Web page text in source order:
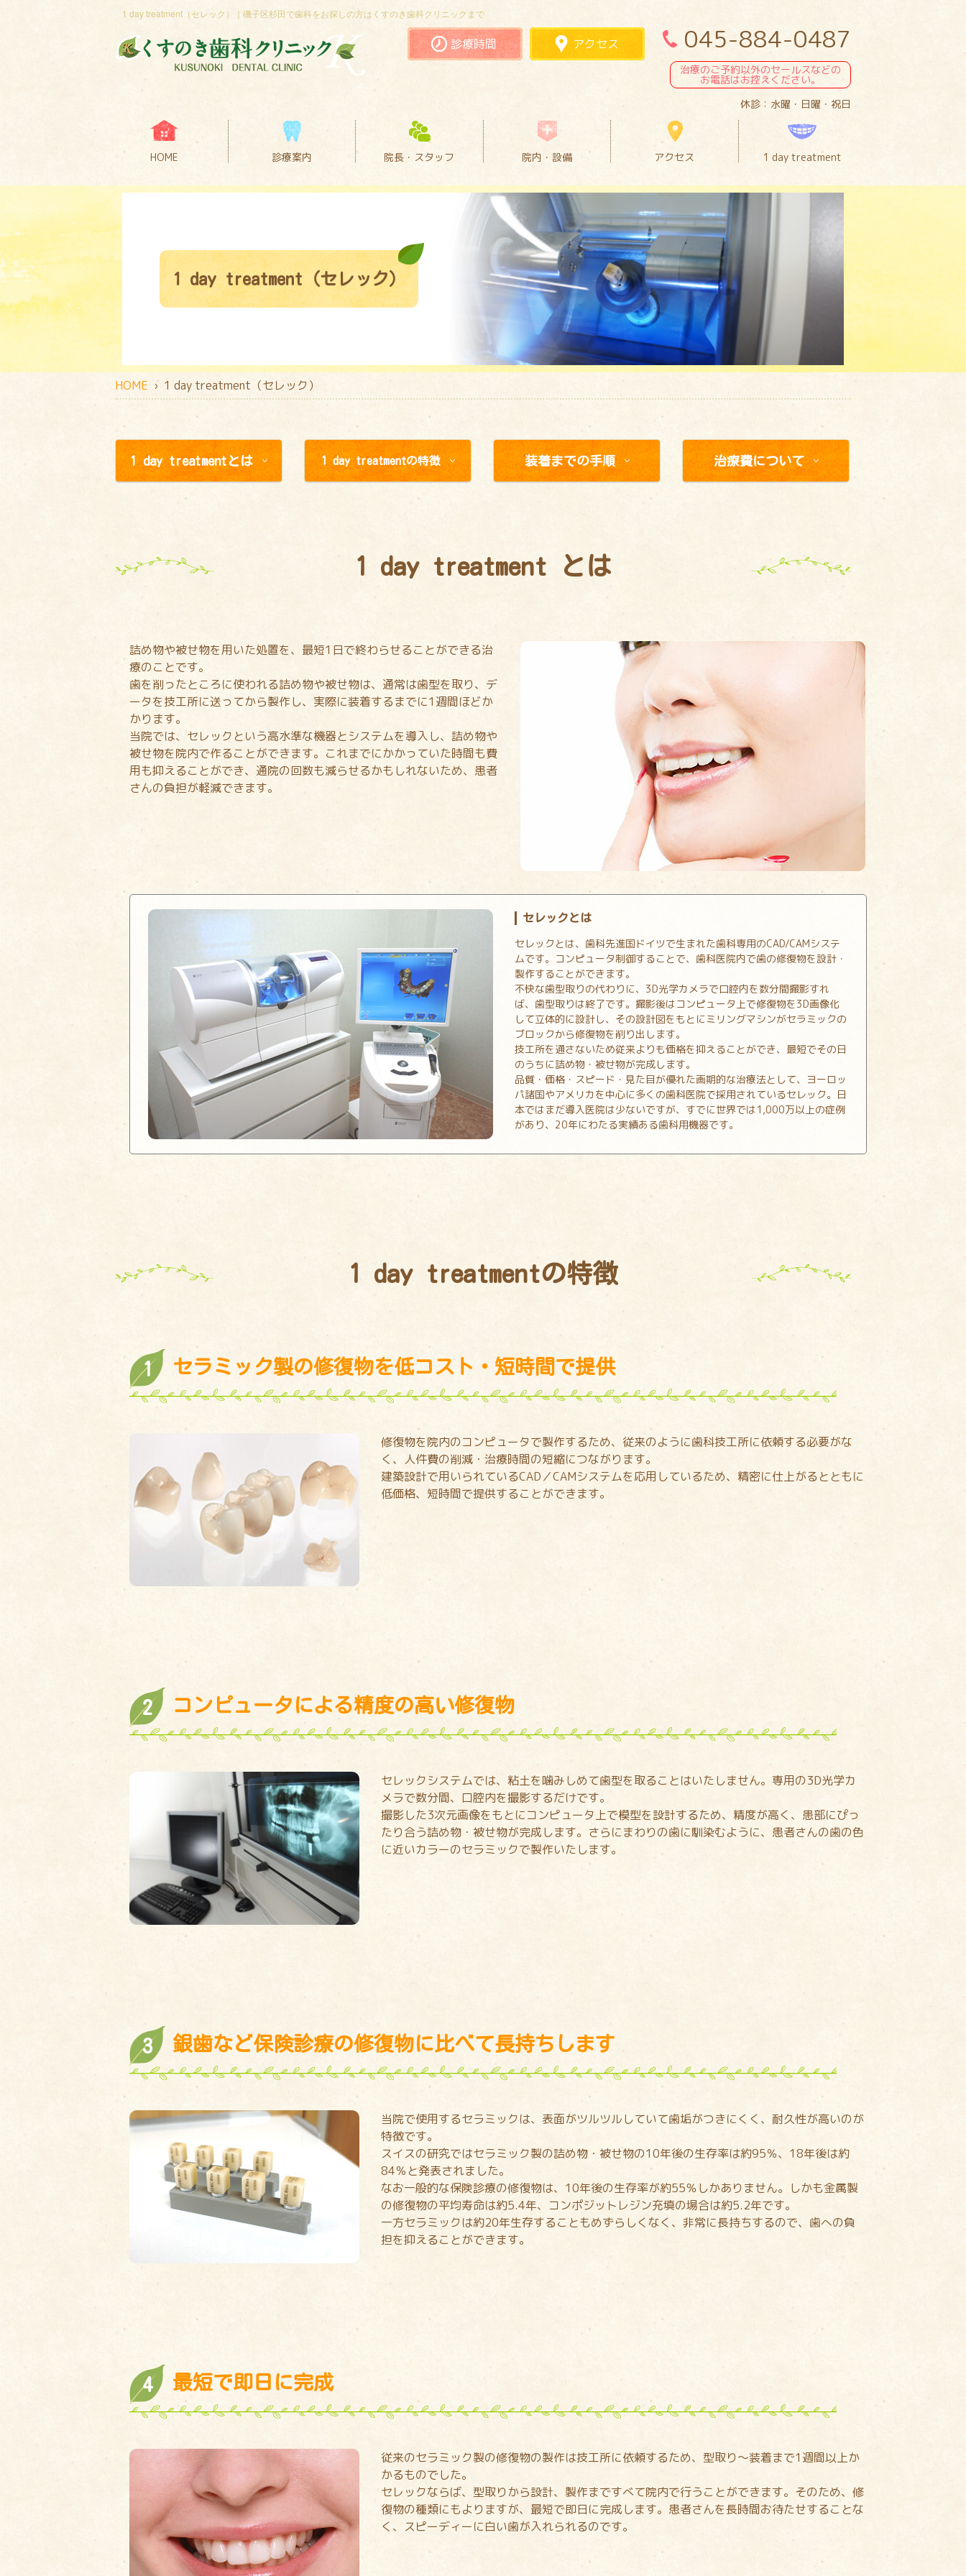
1 day treatment（セレック）｜磯子区杉田で歯科をお探しの方はくすのき歯科クリニックまで
045-884-0487
治療のご予約以外のセールスなどの
お電話はお控えください。
休診：水曜・日曜・祝日
診療時間 アクセス
HOME 診療案内 院長・スタッフ 院内・設備 アクセス 1 day treatment
1 day treatment（セレック）
HOME › 1 day treatment（セレック）
1 day treatmentとは 1 day treatmentの特徴 装着までの手順 治療費について
1 day treatment とは
詰め物や被せ物を用いた処置を、最短1日で終わらせることができる治
療のことです。
歯を削ったところに使われる詰め物や被せ物は、通常は歯型を取り、デ
ータを技工所に送ってから製作し、実際に装着するまでに1週間ほどか
かります。
当院では、セレックという高水準な機器とシステムを導入し、詰め物や
被せ物を院内で作ることができます。これまでにかかっていた時間も費
用も抑えることができ、通院の回数も減らせるかもしれないため、患者
さんの負担が軽減できます。
セレックとは
セレックとは、歯科先進国ドイツで生まれた歯科専用のCAD/CAMシステ
ムです。コンピュータ制御することで、歯科医院内で歯の修復物を設計・
製作することができます。
不快な歯型取りの代わりに、3D光学カメラで口腔内を数分間撮影すれ
ば、歯型取りは終了です。撮影後はコンピュータ上で修復物を3D画像化
して立体的に設計し、その設計図をもとにミリングマシンがセラミックの
ブロックから修復物を削り出します。
技工所を通さないため従来よりも価格を抑えることができ、最短でその日
のうちに詰め物・被せ物が完成します。
品質・価格・スピード・見た目が優れた画期的な治療法として、ヨーロッ
パ諸国やアメリカを中心に多くの歯科医院で採用されているセレック。日
本ではまだ導入医院は少ないですが、すでに世界では1,000万以上の症例
があり、20年にわたる実績ある歯科用機器です。
1 day treatmentの特徴
1 セラミック製の修復物を低コスト・短時間で提供
修復物を院内のコンピュータで製作するため、従来のように歯科技工所に依頼する必要がな
く、人件費の削減・治療時間の短縮につながります。
建築設計で用いられているCAD／CAMシステムを応用しているため、精密に仕上がるとともに
低価格、短時間で提供することができます。
2 コンピュータによる精度の高い修復物
セレックシステムでは、粘土を噛みしめて歯型を取ることはいたしません。専用の3D光学カ
メラで数分間、口腔内を撮影するだけです。
撮影した3次元画像をもとにコンピュータ上で模型を設計するため、精度が高く、患部にぴっ
たり合う詰め物・被せ物が完成します。さらにまわりの歯に馴染むように、患者さんの歯の色
に近いカラーのセラミックで製作いたします。
3 銀歯など保険診療の修復物に比べて長持ちします
当院で使用するセラミックは、表面がツルツルしていて歯垢がつきにくく、耐久性が高いのが
特徴です。
スイスの研究ではセラミック製の詰め物・被せ物の10年後の生存率は約95％、18年後は約
84％と発表されました。
なお一般的な保険診療の修復物は、10年後の生存率が約55％しかありません。しかも金属製
の修復物の平均寿命は約5.4年、コンポジットレジン充填の場合は約5.2年です。
一方セラミックは約20年生存することもめずらしくなく、非常に長持ちするので、歯への負
担を抑えることができます。
4 最短で即日に完成
従来のセラミック製の修復物の製作は技工所に依頼するため、型取り～装着まで1週間以上か
かるものでした。
セレックならば、型取りから設計、製作まですべて院内で行うことができます。そのため、修
復物の種類にもよりますが、最短で即日に完成します。患者さんを長時間お待たせすることな
く、スピーディーに白い歯が入れられるのです。